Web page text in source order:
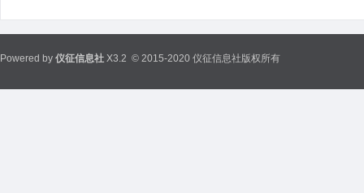
Powered by 仪征信息社 X3.2 © 2015-2020 仪征信息社版权所有